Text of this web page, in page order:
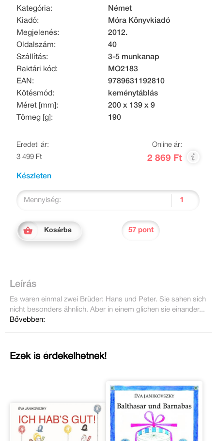
Kategória:
Német
Kiadó:
Móra Könyvkiadó
Megjelenés:
2012.
Oldalszám:
40
Szállítás:
3-5 munkanap
Raktári kód:
MO2183
EAN:
9789631192810
Kötésmód:
keménytáblás
Méret [mm]:
200 x 139 x 9
Tömeg [g]:
190
Eredeti ár:
3 499 Ft
Online ár:
2 869 Ft
Készleten
Mennyiség:
Kosárba 57 pont
Leírás
Es waren einmal zwei Brüder: Hans und Peter. Sie sahen sich
nicht besonders ähnlich. Aber in einem glichen sie einander...
Bővebben:
Ezek is érdekelhetnek!